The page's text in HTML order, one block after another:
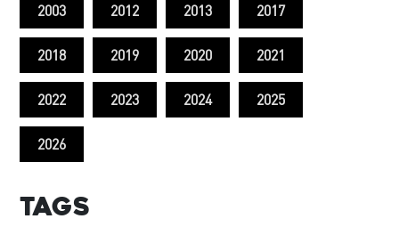
2003 2012 2013 2017
2018 2019 2020 2021
2022 2023 2024 2025
2026
Tags